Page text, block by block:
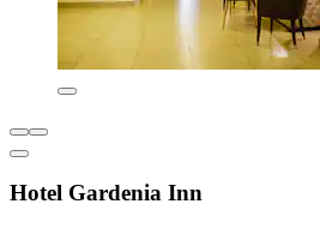
Hotel Gardenia Inn